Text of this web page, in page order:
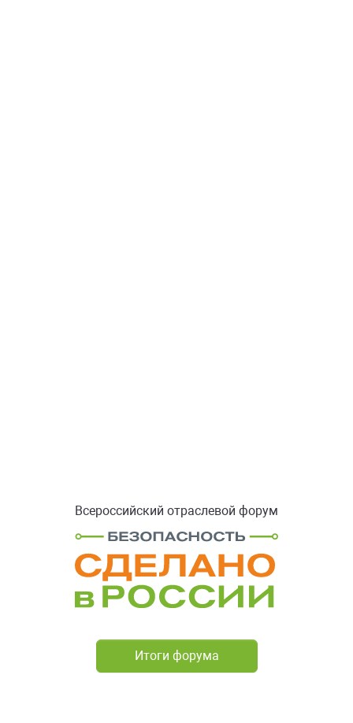
Всероссийский отраслевой форум
Итоги форума